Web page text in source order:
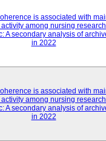
is associated with
among nursing
A secondary analysis of
in 2022
is associated with
among nursing
A secondary analysis of
in 2022